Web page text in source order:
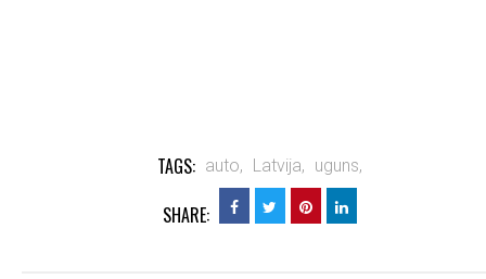
TAGS: auto, Latvija, uguns,
SHARE: